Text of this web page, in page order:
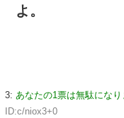
よ。
3: あなたの1票は無駄になり
ID:c/niox3+0